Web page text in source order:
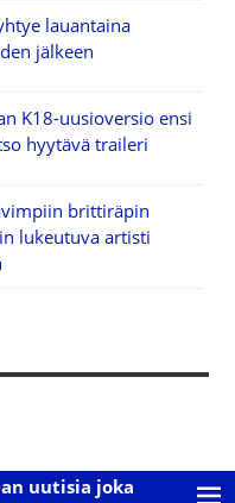
lauantaina
jälkeen
K18-uusioversio ensi
hyytävä traileri
brittiräpin
lukeutuva artisti
uutisia joka